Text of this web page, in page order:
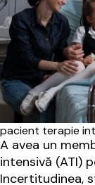
pacient terapie
A avea un
intensivă (ATI)
Incertitudinea,